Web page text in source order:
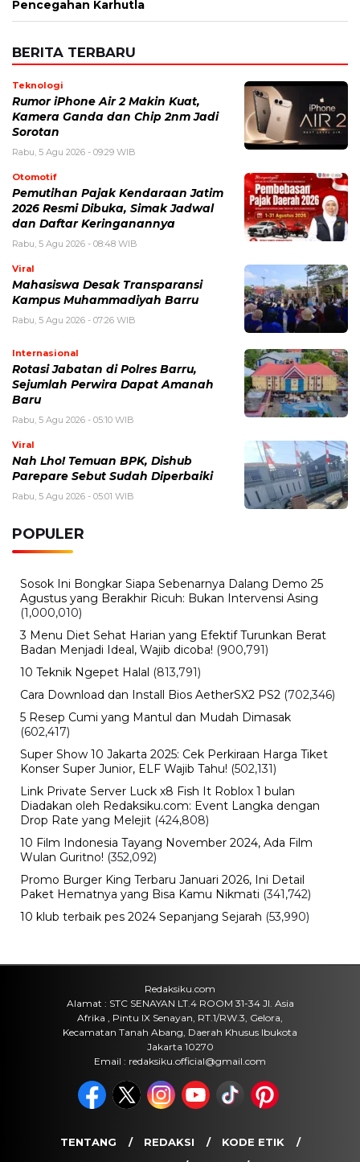
Simpan nama, email, dan situs web saya pada peramban ini
untuk komentar saya berikutnya.
Rabu, 5 Agustus 2026 - 05:10 WIB
Rotasi Jabatan di Polres Barru, Sejumlah Perwira Dapat
Amanah Baru
Selasa, 4 Agustus 2026 - 12:42 WIB
IShowSpeed Kecelakaan Saat Rayakan Pencapaian
Besar, Ini Kondisi Terbarunya
Selasa, 4 Agustus 2026 - 09:04 WIB
Kondisi Terkini
Minggu, 2 Agustus 2026 - 11:18 WIB
Pemdes Libureng Bersama KKN Unhas Wujudkan TPU
Pencegahan Karhutla
BERITA TERBARU
Rumor iPhone Air 2 Makin Kuat,
Kamera Ganda dan Chip 2nm Jadi
Rabu, 5 Agu 2026 - 09:29 WIB
Otomotif
Pemutihan Pajak Kendaraan Jatim
2026 Resmi Dibuka, Simak Jadwal
dan Daftar Keringanannya
Rabu, 5 Agu 2026 - 08:48 WIB
Viral
Mahasiswa Desak Transparansi
Kampus Muhammadiyah Barru
Rabu, 5 Agu 2026 - 07:26 WIB
Nah Lho! Temuan BPK, Dishub
Parepare Sebut Sudah Diperbaiki
POPULER